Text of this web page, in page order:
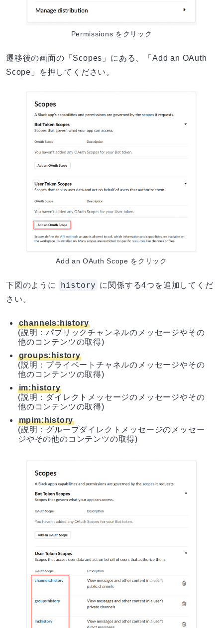
Permissions をクリック
遷移後の画面の「Scopes」にある、「Add an OAuth
Scope」を押してください。
Add an OAuth Scope をクリック
下図のように history に関係する4つを追加してくだ
さい。
channels:history
(説明：パブリックチャンネルのメッセージやその
他のコンテンツの取得)
groups:history
(説明：プライベートチャネルのメッセージやその
他のコンテンツの取得)
im:history
(説明：ダイレクトメッセージのメッセージやその
他のコンテンツの取得)
mpim:history
(説明：グループダイレクトメッセージのメッセー
ジやその他のコンテンツの取得)